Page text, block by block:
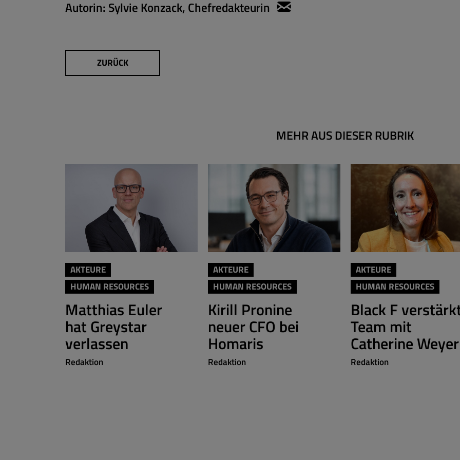
Autorin: Sylvie Konzack, Chefredakteurin
ZURÜCK
MEHR AUS DIESER RUBRIK
AKTEURE
HUMAN RESOURCES
Matthias Euler
hat Greystar
verlassen
Redaktion
AKTEURE
HUMAN RESOURCES
Kirill Pronine
neuer CFO bei
Homaris
Redaktion
AKTEURE
HUMAN RESOURCES
Black F
Team mit
Catherine Weyer
Redaktion